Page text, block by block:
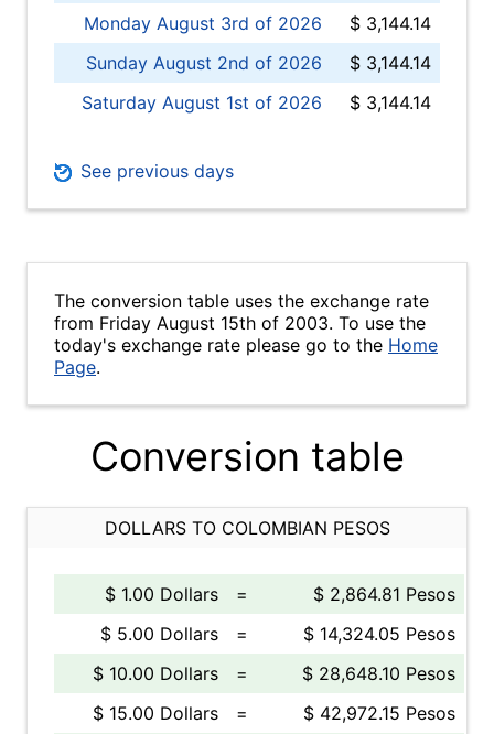
Monday August 3rd of 2026
$ 3,144.14
Sunday August 2nd of 2026
$ 3,144.14
Saturday August 1st of 2026
$ 3,144.14
See previous days
The conversion table uses the exchange rate
from Friday August 15th of 2003. To use the
today's exchange rate please go to the Home
Page.
Conversion table
DOLLARS TO COLOMBIAN PESOS
$ 1.00 Dollars =
$ 2,864.81 Pesos
$ 5.00 Dollars
=
$ 14,324.05 Pesos
$ 10.00 Dollars
=
$ 28,648.10 Pesos
$ 15.00 Dollars
=
$ 42,972.15 Pesos